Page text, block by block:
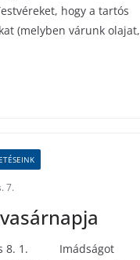
hogy a tartós
(melyben várunk olajat,
7.
8. 1. Imádságot